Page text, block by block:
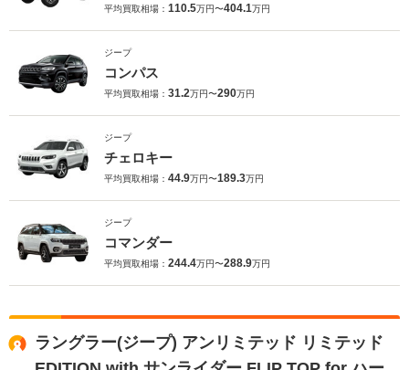
平均買取相場： 110.5万円〜404.1万円
ジープ
コンパス
平均買取相場： 31.2万円〜290万円
ジープ
チェロキー
平均買取相場： 44.9万円〜189.3万円
ジープ
コマンダー
平均買取相場： 244.4万円〜288.9万円
ラングラー(ジープ) アンリミテッド リミテッド